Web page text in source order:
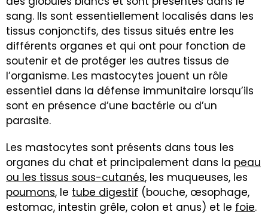
sang. Ils sont essentiellement localisés dans les
tissus conjonctifs, des tissus situés entre les
différents organes et qui ont pour fonction de
soutenir et de protéger les autres tissus de
l’organisme. Les mastocytes jouent un rôle
essentiel dans la défense immunitaire lorsqu’ils
sont en présence d’une bactérie ou d’un
parasite.
Les mastocytes sont présents dans tous les
organes du chat et principalement dans la peau
ou les tissus sous-cutanés, les muqueuses, les
poumons, le tube digestif (bouche, œsophage,
estomac, intestin grêle, colon et anus) et le foie.